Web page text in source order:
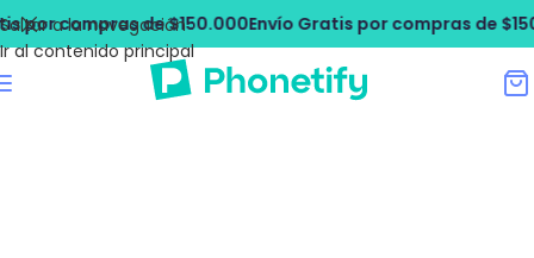
Saltar a la navegación
Ir al contenido principal
compras de $150.000Envío Gratis por compras de